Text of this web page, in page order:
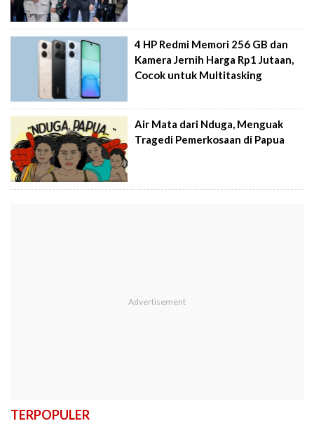
4 HP Redmi Memori 256 GB dan
Kamera Jernih Harga Rp1 Jutaan,
Cocok untuk Multitasking
Air Mata dari Nduga, Menguak
Tragedi Pemerkosaan di Papua
TERPOPULER